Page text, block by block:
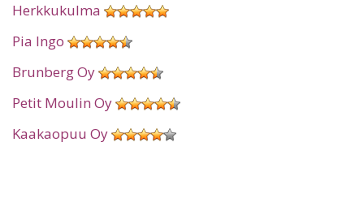
Herkkukulma
Pia Ingo
Brunberg Oy
Petit Moulin Oy
Kaakaopuu Oy